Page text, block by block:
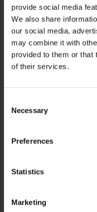
provide social media
We also share
our social media,
may combine it with
provided to them or that
of their services.
Selection
Necessary
Preferences
Statistics
Marketing
Flytvästar
SUP
Våtdräkter
Kneeboarding
Kläder och skor
Båtutrustning
Bags